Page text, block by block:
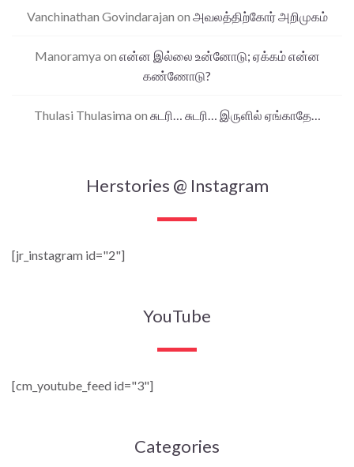
Vanchinathan Govindarajan on அவலத்திற்கோர் அறிமுகம்
Manoramya on என்ன இல்லை உன்னோடு; ஏக்கம் என்ன
கண்ணோடு?
Thulasi Thulasima on சுடரி… சுடரி… இருளில் ஏங்காதே…
Herstories @ Instagram
[jr_instagram id="2"]
YouTube
[cm_youtube_feed id="3"]
Categories